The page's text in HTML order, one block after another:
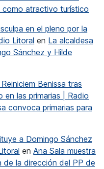
como atractivo turístico
en el pleno por la
Litoral en La alcaldesa
Sánchez y Hilde
Benissa tras
en las primarias | Radio
convoca primarias para
a Domingo Sánchez
en Ana Sala muestra
de la dirección del PP de